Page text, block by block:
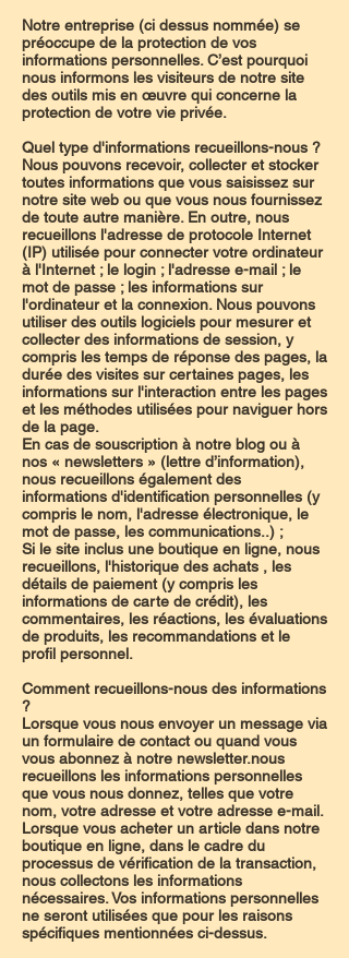
Notre entreprise (ci dessus nommée) se
préoccupe de la protection de vos
informations personnelles. C’est pourquoi
nous informons les visiteurs de notre site
des outils mis en œuvre qui concerne la
protection de votre vie privée.
Quel type d'informations recueillons-nous ?
Nous pouvons recevoir, collecter et stocker
toutes informations que vous saisissez sur
notre site web ou que vous nous fournissez
de toute autre manière. En outre, nous
recueillons l'adresse de protocole Internet
(IP) utilisée pour connecter votre ordinateur
à l'Internet ; le login ; l'adresse e-mail ; le
mot de passe ; les informations sur
l'ordinateur et la connexion. Nous pouvons
utiliser des outils logiciels pour mesurer et
collecter des informations de session, y
compris les temps de réponse des pages, la
durée des visites sur certaines pages, les
informations sur l'interaction entre les pages
et les méthodes utilisées pour naviguer hors
de la page.
En cas de souscription à notre blog ou à
nos « newsletters » (lettre d’information),
nous recueillons également des
informations d'identification personnelles (y
compris le nom, l'adresse électronique, le
mot de passe, les communications..) ;
Si le site inclus une boutique en ligne, nous
recueillons, l'historique des achats , les
détails de paiement (y compris les
informations de carte de crédit), les
commentaires, les réactions, les évaluations
de produits, les recommandations et le
profil personnel.
Comment recueillons-nous des informations
?
Lorsque vous nous envoyer un message via
un formulaire de contact ou quand vous
vous abonnez à notre newsletter.nous
recueillons les informations personnelles
que vous nous donnez, telles que votre
nom, votre adresse et votre adresse e-mail.
Lorsque vous acheter un article dans notre
boutique en ligne, dans le cadre du
processus de vérification de la transaction,
nous collectons les informations
nécessaires. Vos informations personnelles
ne seront utilisées que pour les raisons
spécifiques mentionnées ci-dessus.